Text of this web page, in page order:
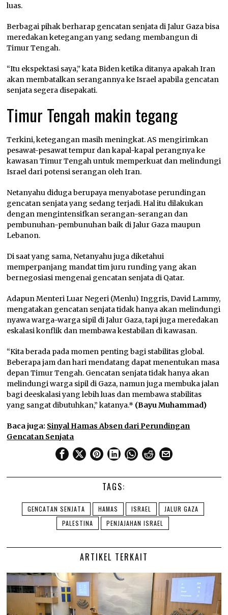
luas.
Berbagai pihak berharap gencatan senjata di Jalur Gaza bisa
meredakan ketegangan yang sedang membangun di
Timur Tengah.
“Itu ekspektasi saya,” kata Biden ketika ditanya apakah Iran
akan membatalkan serangannya ke Israel apabila gencatan
senjata segera disepakati.
Timur Tengah makin tegang
Terkini, ketegangan masih meningkat. AS mengirimkan
pesawat-pesawat tempur dan kapal-kapal perangnya ke
kawasan Timur Tengah untuk memperkuat dan melindungi
Israel dari potensi serangan oleh Iran.
Netanyahu diduga berupaya menyabotase perundingan
gencatan senjata yang sedang terjadi. Hal itu dilakukan
dengan mengintensifkan serangan-serangan dan
pembunuhan-pembunuhan baik di Jalur Gaza maupun
Lebanon.
Di saat yang sama, Netanyahu juga diketahui
memperpanjang mandat tim juru runding yang akan
bernegosiasi mengenai gencatan senjata di Qatar.
Adapun Menteri Luar Negeri (Menlu) Inggris, David Lammy,
mengatakan gencatan senjata tidak hanya akan melindungi
nyawa warga-warga sipil di Jalur Gaza, tapi juga meredakan
eskalasi konflik dan membawa kestabilan di kawasan.
“Kita berada pada momen penting bagi stabilitas global.
Beberapa jam dan hari mendatang dapat menentukan masa
depan Timur Tengah. Gencatan senjata tidak hanya akan
melindungi warga sipil di Gaza, namun juga membuka jalan
bagi deeskalasi yang lebih luas dan membawa stabilitas
yang sangat dibutuhkan,” katanya.* (Bayu Muhammad)
Baca juga: Sinyal Hamas Absen dari Perundingan
Gencatan Senjata
TAGS:
GENCATAN SENJATA HAMAS ISRAEL
JALUR GAZA
PALESTINA
PENJAJAHAN ISRAEL
ARTIKEL TERKAIT